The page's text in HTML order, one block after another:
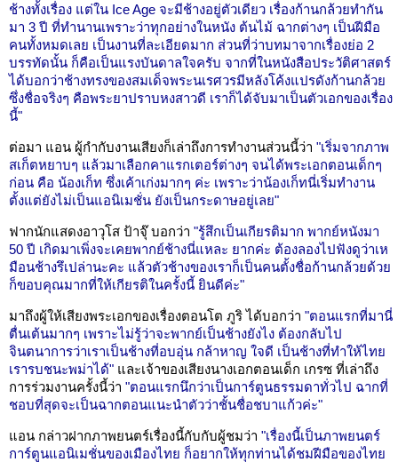
ช้างทั้งเรื่อง แต่ใน Ice Age จะมีช้างอยู่ตัวเดียว เรื่องก้านกล้วยทำกัน
มา 3 ปี ที่ทำนานเพราะว่าทุกอย่างในหนัง ต้นไม้ ฉากต่างๆ เป็นฝีมือ
คนทั้งหมดเลย เป็นงานที่ละเอียดมาก ส่วนที่ว่าบทมาจากเรื่องย่อ 2
บรรทัดนั้น ก็คือเป็นแรงบันดาลใจครับ จากที่ในหนังสือประวัติศาสตร์
ได้บอกว่าช้างทรงของสมเด็จพระนเรศวรมีหลังโค้งแปรดังก้านกล้วย
ซึ่งชื่อจริงๆ คือพระยาปราบหงสาวดี เราก็ได้จับมาเป็นตัวเอกของเรื่อง
นี้"
ต่อมา แอน ผู้กำกับงานเสียงก็เล่าถึงการทำงานส่วนนี้ว่า "เริ่มจากภาพ
สเก็ตหยาบๆ แล้วมาเลือกคาแรกเตอร์ต่างๆ จนได้พระเอกตอนเด็กๆ
ก่อน คือ น้องเก็ท ซึ่งเค้าเก่งมากๆ ค่ะ เพราะว่าน้องเก็ทนี่เริ่มทำงาน
ตั้งแต่ยังไม่เป็นแอนิเมชั่น ยังเป็นกระดาษอยู่เลย"
ฟากนักแสดงอาวุโส ป้าจุ๊ บอกว่า "รู้สึกเป็นเกียรติมาก พากย์หนังมา
50 ปี เกิดมาเพิ่งจะเคยพากย์ช้างนี่แหละ ยากค่ะ ต้องลองไปฟังดูว่าเห
มือนช้างรึเปล่านะคะ แล้วตัวช้างของเราก็เป็นคนตั้งชื่อก้านกล้วยด้วย
ก็ขอบคุณมากที่ให้เกียรติในครั้งนี้ ยินดีค่ะ"
มาถึงผู้ให้เสียงพระเอกของเรื่องตอนโต ภูริ ได้บอกว่า "ตอนแรกที่มานี่
ตื่นเต้นมากๆ เพราะไม่รู้ว่าจะพากย์เป็นช้างยังไง ต้องกลับไป
จินตนาการว่าเราเป็นช้างที่อบอุ่น กล้าหาญ ใจดี เป็นช้างที่ทำให้ไทย
เรารบชนะพม่าได้" และเจ้าของเสียงนางเอกตอนเด็ก เกรซ ที่เล่าถึง
การร่วมงานครั้งนี้ว่า "ตอนแรกนึกว่าเป็นการ์ตูนธรรมดาทั่วไป ฉากที่
ชอบที่สุดจะเป็นฉากตอนแนะนำตัวว่าชั้นชื่อชบาแก้วค่ะ"
แอน กล่าวฝากภาพยนตร์เรื่องนี้กับกับผู้ชมว่า "เรื่องนี้เป็นภาพยนตร์
การ์ตูนแอนิเมชั่นของเมืองไทย ก็อยากให้ทุกท่านได้ชมฝีมือของไทย